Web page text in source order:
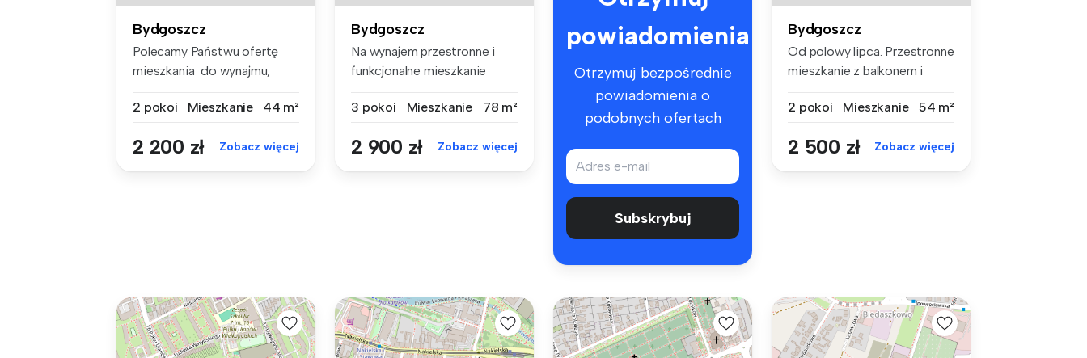
Bydgoszcz
Polecamy Państwu ofertę
mieszkania do wynajmu,
2 pokoi
Mieszkanie 44 m²
2 200 zł Zobacz więcej
Bydgoszcz
Na wynajem przestronne i
funkcjonalne mieszkanie
3 pokoi
Mieszkanie 78 m²
2 900 zł Zobacz więcej
powiadomienia
Otrzymuj bezpośrednie
powiadomienia o
podobnych ofertach
Subskrybuj
Bydgoszcz
Od polowy lipca. Przestronne
mieszkanie z balkonem i
2 pokoi
Mieszkanie 54 m²
2 500 zł Zobacz więcej